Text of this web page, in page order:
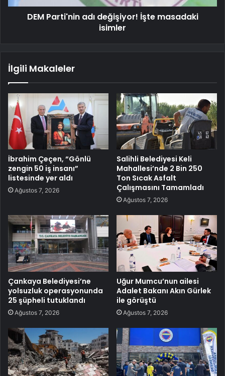
DEM Parti'nin adı değişiyor! İşte masadaki
isimler
İlgili Makaleler
İbrahim Çeçen, “Gönlü
zengin 50 iş insanı”
listesinde yer aldı
Ağustos 7, 2026
Salihli Belediyesi Keli
Mahallesi’nde 2 Bin 250
Ton Sıcak Asfalt
Çalışmasını Tamamladı
Ağustos 7, 2026
Çankaya Belediyesi’ne
yolsuzluk operasyonunda
25 şüpheli tutuklandı
Ağustos 7, 2026
Uğur Mumcu’nun ailesi
Adalet Bakanı Akın Gürlek
ile görüştü
Ağustos 7, 2026